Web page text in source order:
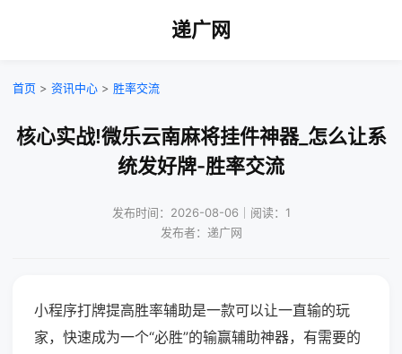
递广网
首页 > 资讯中心 > 胜率交流
核心实战!微乐云南麻将挂件神器_怎么让系
统发好牌-胜率交流
发布时间：2026-08-06｜阅读：1
发布者：递广网
小程序打牌提高胜率辅助是一款可以让一直输的玩
家，快速成为一个“必胜”的输赢辅助神器，有需要的